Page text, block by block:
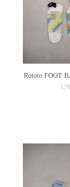
Rototo FOOT